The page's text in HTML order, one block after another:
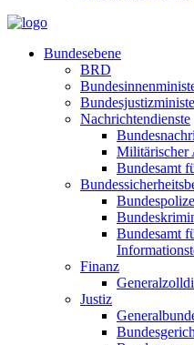
Bundesebene
BRD
Nachrichtendienste
Militärischer
Bundesamt
Bundesamt
Finanz
Justiz